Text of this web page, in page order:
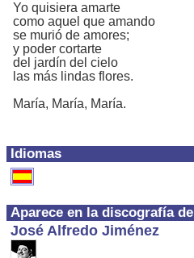
Idiomas
Aparece en la discografía de
José Alfredo Jiménez
Yo quisiera amarte
como aquel que amando
se murió de amores;
y poder cortarte
del jardín del cielo
las más lindas flores.
María, María, María.